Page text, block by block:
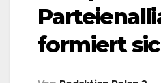
formiert